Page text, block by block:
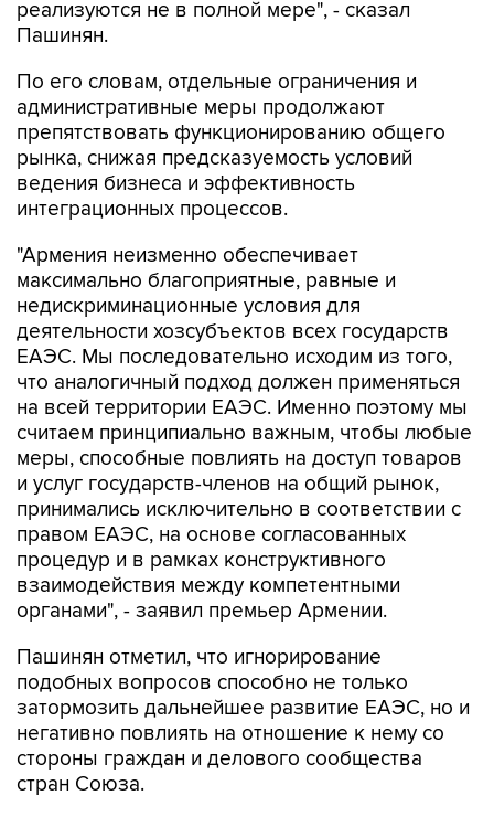
реализуются не в полной мере", - сказал
Пашинян.
По его словам, отдельные ограничения и
административные меры продолжают
препятствовать функционированию общего
рынка, снижая предсказуемость условий
ведения бизнеса и эффективность
интеграционных процессов.
"Армения неизменно обеспечивает
максимально благоприятные, равные и
недискриминационные условия для
деятельности хозсубъектов всех государств
ЕАЭС. Мы последовательно исходим из того,
что аналогичный подход должен применяться
на всей территории ЕАЭС. Именно поэтому мы
считаем принципиально важным, чтобы любые
меры, способные повлиять на доступ товаров
и услуг государств-членов на общий рынок,
принимались исключительно в соответствии с
правом ЕАЭС, на основе согласованных
процедур и в рамках конструктивного
взаимодействия между компетентными
органами", - заявил премьер Армении.
Пашинян отметил, что игнорирование
подобных вопросов способно не только
затормозить дальнейшее развитие ЕАЭС, но и
негативно повлиять на отношение к нему со
стороны граждан и делового сообщества
стран Союза.